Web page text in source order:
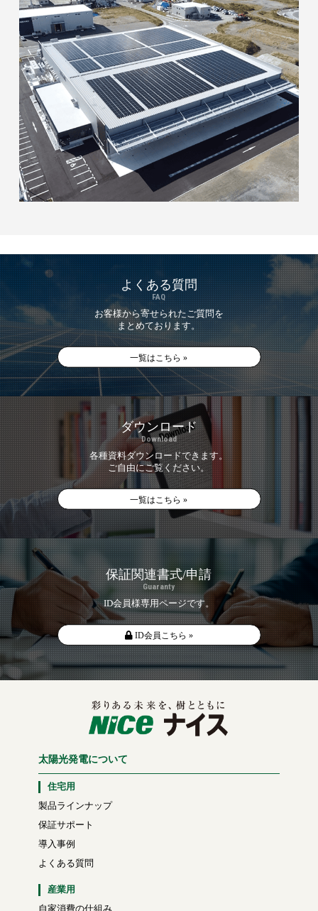
よくある質問
FAQ
お客様から寄せられたご質問を
まとめております。
一覧はこちら »
ダウンロード
Download
各種資料ダウンロードできます。
ご自由にご覧ください。
一覧はこちら »
保証関連書式/申請
Guaranty
ID会員様専用ページです。
ID会員こちら »
太陽光発電について
住宅用
製品ラインナップ
保証サポート
導入事例
よくある質問
産業用
自家消費の仕組み